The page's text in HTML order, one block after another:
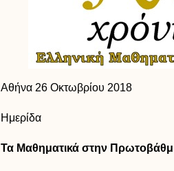
Αθήνα 26 Οκτωβρίου 2018
Ημερίδα
Τα Μαθηματικά στην